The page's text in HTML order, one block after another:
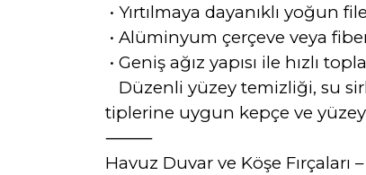
• Yırtılmaya dayanıklı yoğun
• Alüminyum çerçeve veya
• Geniş ağız yapısı ile hızlı
Düzenli yüzey temizliği, su
tiplerine uygun kepçe ve
⸻
Havuz Duvar ve Köşe